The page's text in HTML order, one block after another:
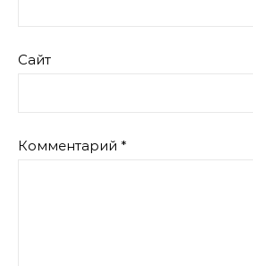
Сайт
Комментарий *